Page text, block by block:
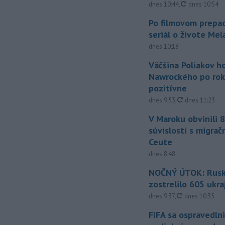
dnes 10:44, aktualizované
dnes 10:54
Po filmovom
seriál o živote
dnes 10:18
Väčšina Poliakov
Nawrockého po
pozitívne
dnes 9:53, aktualizované
dnes 11:23
V Maroku obvinili
súvislosti s
Ceute
dnes 8:48
NOČNÝ ÚTOK:
zostrelilo 605
dnes 9:37, aktualizované
dnes 10:35
FIFA sa